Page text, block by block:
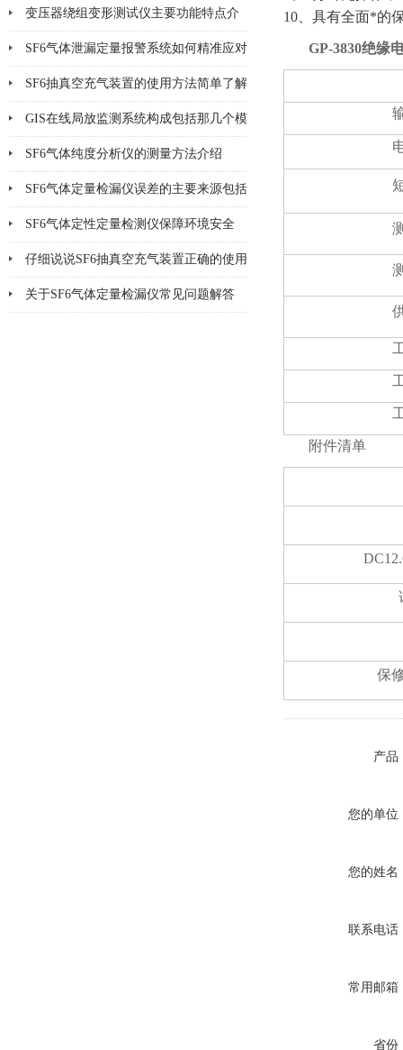
品检漏?
变压器绕组变形测试仪主要功能特点介
绍
SF6气体泄漏定量报警系统如何精准应对
泄漏风险？
SF6抽真空充气装置的使用方法简单了解
一下
GIS在线局放监测系统构成包括那几个模
块
SF6气体纯度分析仪的测量方法介绍
SF6气体定量检漏仪误差的主要来源包括
哪8个方面
SF6气体定性定量检测仪保障环境安全
仔细说说SF6抽真空充气装置正确的使用
方法
关于SF6气体定量检漏仪常见问题解答
10、具有全面*的
GP-3830绝缘
附件清单
保
产品
您的单位
您的姓名
联系电话
常用邮箱
省份